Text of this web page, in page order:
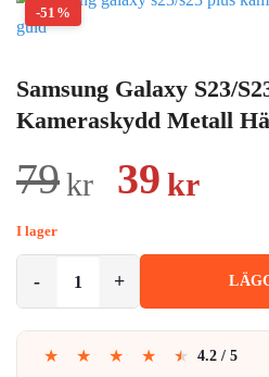
-51%
Samsung Galaxy S23/
Kameraskydd Metall
79kr
Det
priset
var:
79kr.
39 krDet
är:
39kr.
I lager
★ ★ ★ ★ ★ 4.2 / 5